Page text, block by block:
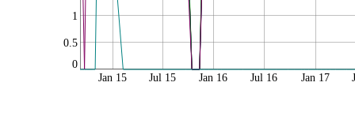
0
0.5
1
Jan 15 Jul 15 Jan 16 Jul 16 Jan 17